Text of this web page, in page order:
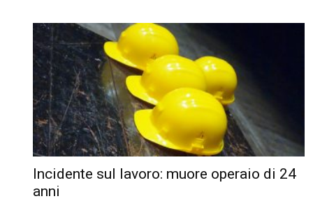
Incidente sul lavoro: muore operaio di 24
anni